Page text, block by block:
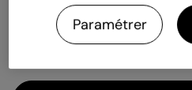
Enveloppe blanche offerte
Fabrication française
Expédition rapide en 24h
Paramétrer